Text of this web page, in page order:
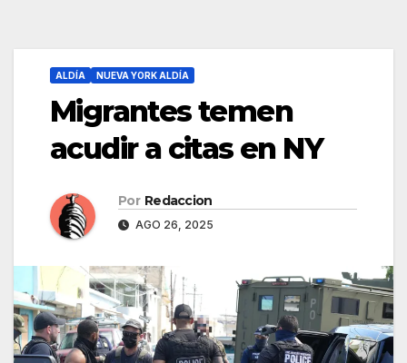
ALDÍA NUEVA YORK ALDÍA
Migrantes temen
acudir a citas en NY
Por Redaccion
AGO 26, 2025